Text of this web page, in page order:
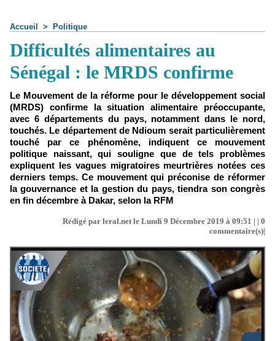
Accueil > Politique
Difficultés alimentaires au
Sénégal : le MRDS confirme
Le Mouvement de la réforme pour le développement social
(MRDS) confirme la situation alimentaire préoccupante,
avec 6 départements du pays, notamment dans le nord,
touchés. Le département de Ndioum serait particulièrement
touché par ce phénomène, indiquent ce mouvement
politique naissant, qui souligne que de tels problèmes
expliquent les vagues migratoires meurtrières notées ces
derniers temps. Ce mouvement qui préconise de réformer
la gouvernance et la gestion du pays, tiendra son congrès
en fin décembre à Dakar, selon la RFM
Rédigé par leral.net le Lundi 9 Décembre 2019 à 09:51 | | 0
commentaire(s)|